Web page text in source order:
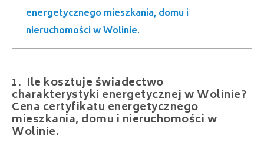
energetycznego mieszkania, domu i
nieruchomości w Wolinie.
Ile kosztuje świadectwo
charakterystyki energetycznej w Wolinie?
Cena certyfikatu energetycznego
mieszkania, domu i nieruchomości w
Wolinie.